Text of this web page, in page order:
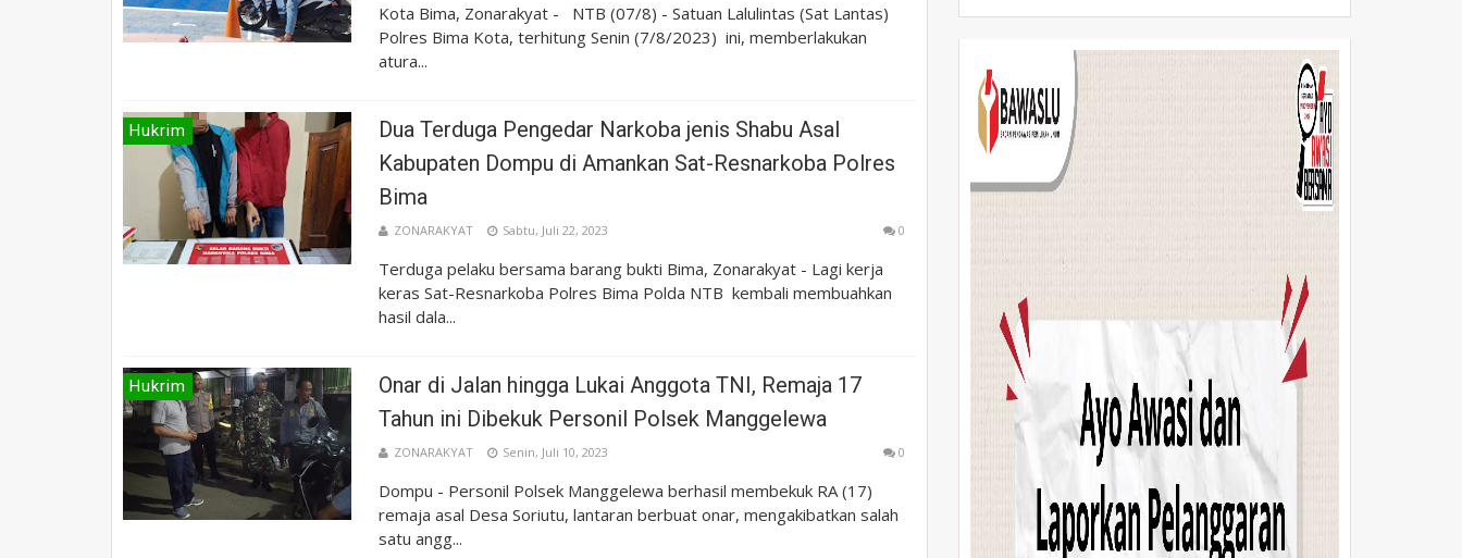
Kota Bima, Zonarakyat - NTB (07/8) - Satuan Lalulintas (Sat Lantas)
Polres Bima Kota, terhitung Senin (7/8/2023) ini, memberlakukan
atura...
Hukrim
Dua Terduga Pengedar Narkoba jenis Shabu Asal
Kabupaten Dompu di Amankan Sat-Resnarkoba Polres
Bima
ZONARAKYAT Sabtu, Juli 22, 2023 0
Terduga pelaku bersama barang bukti Bima, Zonarakyat - Lagi kerja
keras Sat-Resnarkoba Polres Bima Polda NTB kembali membuahkan
hasil dala...
Hukrim
Onar di Jalan hingga Lukai Anggota TNI, Remaja 17
Tahun ini Dibekuk Personil Polsek Manggelewa
ZONARAKYAT Senin, Juli 10, 2023 0
Dompu - Personil Polsek Manggelewa berhasil membekuk RA (17)
remaja asal Desa Soriutu, lantaran berbuat onar, mengakibatkan salah
satu angg...